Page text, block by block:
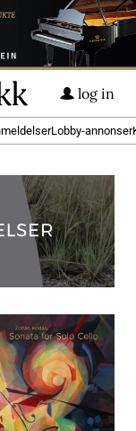
log in
Lobby-annonser